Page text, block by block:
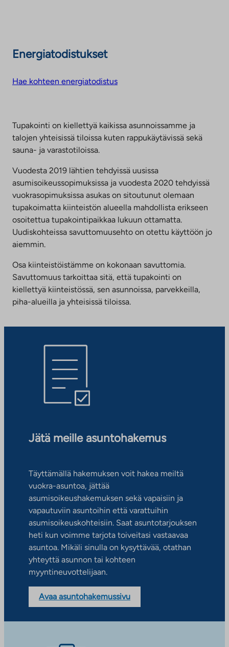
Energiatodistukset
Hae kohteen energiatodistus
Tupakointi on kiellettyä kaikissa asunnoissamme ja
talojen yhteisissä tiloissa kuten rappukäytävissä sekä
sauna- ja varastotiloissa.
Vuodesta 2019 lähtien tehdyissä uusissa
asumisoikeussopimuksissa ja vuodesta 2020 tehdyissä
vuokrasopimuksissa asukas on sitoutunut olemaan
tupakoimatta kiinteistön alueella mahdollista erikseen
osoitettua tupakointipaikkaa lukuun ottamatta.
Uudiskohteissa savuttomuusehto on otettu käyttöön jo
aiemmin.
Osa kiinteistöistämme on kokonaan savuttomia.
Savuttomuus tarkoittaa sitä, että tupakointi on
kiellettyä kiinteistössä, sen asunnoissa, parvekkeilla,
piha-alueilla ja yhteisissä tiloissa.
Jätä meille asuntohakemus
Täyttämällä hakemuksen voit hakea meiltä
vuokra-asuntoa, jättää
asumisoikeushakemuksen sekä vapaisiin ja
vapautuviin asuntoihin että varattuihin
asumisoikeuskohteisiin. Saat asuntotarjouksen
heti kun voimme tarjota toiveitasi vastaavaa
asuntoa. Mikäli sinulla on kysyttävää, otathan
yhteyttä asunnon tai kohteen
myyntineuvottelijaan.
Avaa asuntohakemussivu